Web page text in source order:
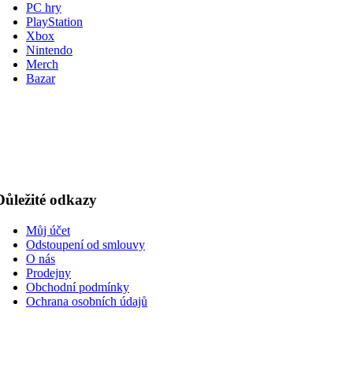
PC hry
PlayStation
Xbox
Nintendo
Merch
Bazar
odkazy
Můj účet
Odstoupení od smlouvy
O nás
Prodejny
Obchodní podmínky
Ochrana osobních údajů